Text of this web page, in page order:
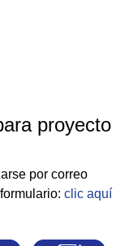
proyecto
por correo
clic aquí